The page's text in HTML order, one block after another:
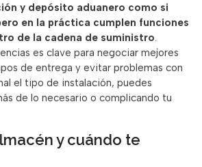
y depósito aduanero como si
en la práctica cumplen funciones
de la cadena de suministro.
es clave para negociar mejores
de entrega y evitar problemas con
el tipo de instalación, puedes
de lo necesario o complicando tu
y cuándo te